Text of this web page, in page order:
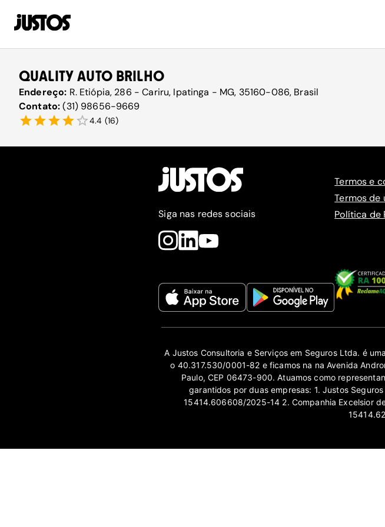
QUALITY AUTO BRILHO
Endereço: R. Etiópia, 286 - Cariru, Ipatinga - MG, 35160-086, Brasil
Contato:(31) 98656-9669
4.4 (16)
Siga nas redes sociais
Termos e
Termos de
Política de
A Justos Consultoria e Serviços em Seguros Ltda. é
o 40.317.530/0001-82 e ficamos na na Avenida
Paulo, CEP 06473-900. Atuamos como
garantidos por duas empresas: 1. Justos
15414.606608/2025-14 2. Companhia Excelsior